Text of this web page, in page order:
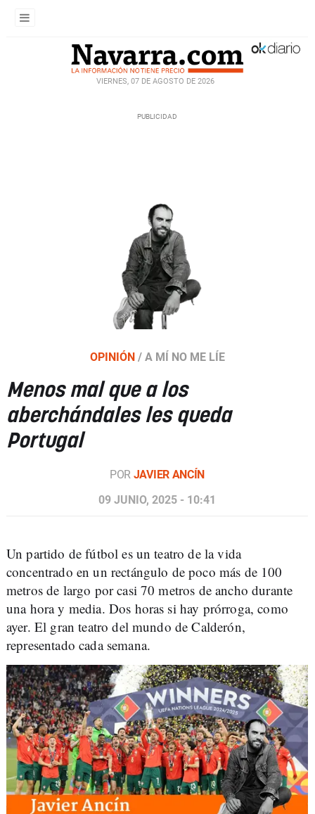
VIERNES, 07 DE AGOSTO DE 2026
OPINIÓN / A MÍ NO ME LÍE
Menos mal que a los
aberchándales les queda
Portugal
POR JAVIER ANCÍN
09 JUNIO, 2025 - 10:41
Un partido de fútbol es un teatro de la vida
concentrado en un rectángulo de poco más de 100
metros de largo por casi 70 metros de ancho durante
una hora y media. Dos horas si hay prórroga, como
ayer. El gran teatro del mundo de Calderón,
representado cada semana.